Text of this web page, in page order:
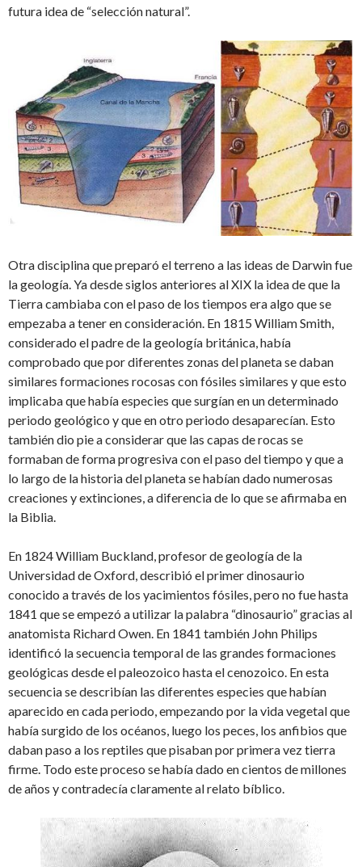
futura idea de “selección natural”.
Otra disciplina que preparó el terreno a las ideas de Darwin fue
la geología. Ya desde siglos anteriores al XIX la idea de que la
Tierra cambiaba con el paso de los tiempos era algo que se
empezaba a tener en consideración. En 1815 William Smith,
considerado el padre de la geología británica, había
comprobado que por diferentes zonas del planeta se daban
similares formaciones rocosas con fósiles similares y que esto
implicaba que había especies que surgían en un determinado
periodo geológico y que en otro periodo desaparecían. Esto
también dio pie a considerar que las capas de rocas se
formaban de forma progresiva con el paso del tiempo y que a
lo largo de la historia del planeta se habían dado numerosas
creaciones y extinciones, a diferencia de lo que se afirmaba en
la Biblia.
En 1824 William Buckland, profesor de geología de la
Universidad de Oxford, describió el primer dinosaurio
conocido a través de los yacimientos fósiles, pero no fue hasta
1841 que se empezó a utilizar la palabra “dinosaurio” gracias al
anatomista Richard Owen. En 1841 también John Philips
identificó la secuencia temporal de las grandes formaciones
geológicas desde el paleozoico hasta el cenozoico. En esta
secuencia se describían las diferentes especies que habían
aparecido en cada periodo, empezando por la vida vegetal que
había surgido de los océanos, luego los peces, los anfibios que
daban paso a los reptiles que pisaban por primera vez tierra
firme. Todo este proceso se había dado en cientos de millones
de años y contradecía claramente al relato bíblico.